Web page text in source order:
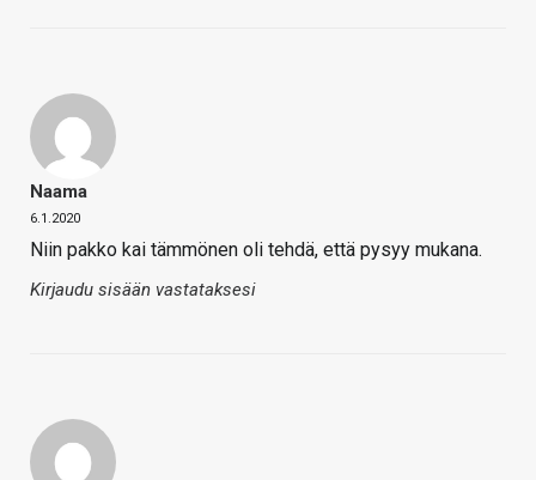
Naama
6.1.2020
Niin pakko kai tämmönen oli tehdä, että pysyy mukana.
Kirjaudu sisään vastataksesi